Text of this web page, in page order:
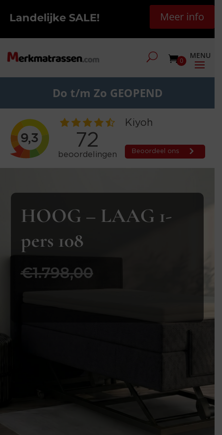
Landelijke SALE! Meer info
0
Do t/m Zo GEOPEND
HOOG – LAAG 1-
pers 108
€1.798,00